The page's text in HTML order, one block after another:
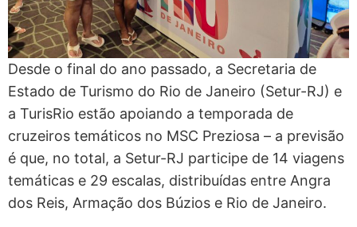
Desde o final do ano passado, a Secretaria de
Estado de Turismo do Rio de Janeiro (Setur-RJ) e
a TurisRio estão apoiando a temporada de
cruzeiros temáticos no MSC Preziosa – a previsão
é que, no total, a Setur-RJ participe de 14 viagens
temáticas e 29 escalas, distribuídas entre Angra
dos Reis, Armação dos Búzios e Rio de Janeiro.